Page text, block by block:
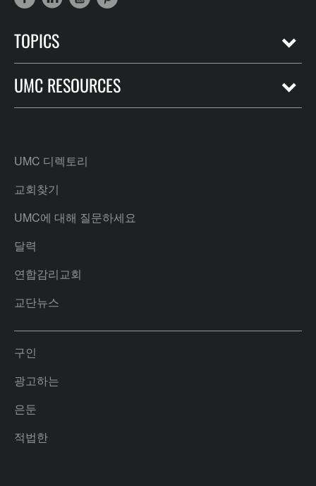
TOPICS
UMC RESOURCES
UMC 디렉토리
교회찾기
UMC에 대해 질문하세요
달력
연합감리교회
교단뉴스
구인
광고하는
은둔
적법한